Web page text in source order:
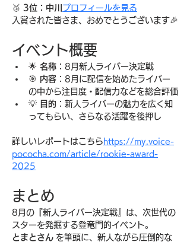
🥉 3位：中川 プロフィールを見る
入賞された皆さま、おめでとうございます🎉
イベント概要
🌟 名称 ：8月新人ライバー決定戦
🎯 内容 ：8月に配信を始めたライバー
の中から注目度・配信力などを総合評価
💡 目的 ：新人ライバーの魅力を広く知
ってもらい、さらなる活躍を後押し
詳しいレポートはこちら https://my.voice-
pococha.com/article/rookie-award-
2025
まとめ
8月の『新人ライバー決定戦』は、次世代の
スターを発掘する登竜門的イベント。
とまとさん を筆頭に、新人ながら圧倒的な